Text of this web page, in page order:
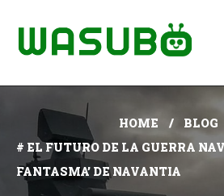
HOME
BLOG
# EL FUTURO DE LA GUERRA
FANTASMA’ DE NAVANTIA